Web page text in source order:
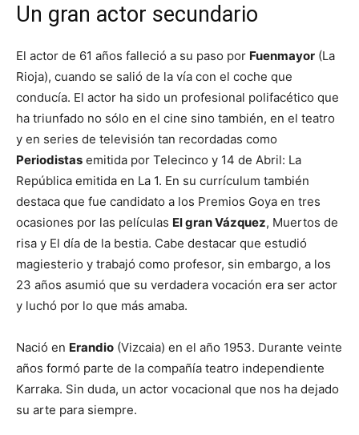
Un gran actor secundario
El actor de 61 años falleció a su paso por Fuenmayor (La
Rioja), cuando se salió de la vía con el coche que
conducía. El actor ha sido un profesional polifacético que
ha triunfado no sólo en el cine sino también, en el teatro
y en series de televisión tan recordadas como
Periodistas emitida por Telecinco y 14 de Abril: La
República emitida en La 1. En su currículum también
destaca que fue candidato a los Premios Goya en tres
ocasiones por las películas El gran Vázquez, Muertos de
risa y El día de la bestia. Cabe destacar que estudió
magiesterio y trabajó como profesor, sin embargo, a los
23 años asumió que su verdadera vocación era ser actor
y luchó por lo que más amaba.
Nació en Erandio (Vizcaia) en el año 1953. Durante veinte
años formó parte de la compañía teatro independiente
Karraka. Sin duda, un actor vocacional que nos ha dejado
su arte para siempre.